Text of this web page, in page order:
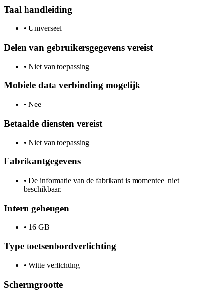
Taal handleiding
• Universeel
Delen van gebruikersgegevens vereist
• Niet van toepassing
Mobiele data verbinding mogelijk
• Nee
Betaalde diensten vereist
• Niet van toepassing
Fabrikantgegevens
• De informatie van de fabrikant is momenteel niet
beschikbaar.
Intern geheugen
• 16 GB
Type toetsenbordverlichting
• Witte verlichting
Schermgrootte